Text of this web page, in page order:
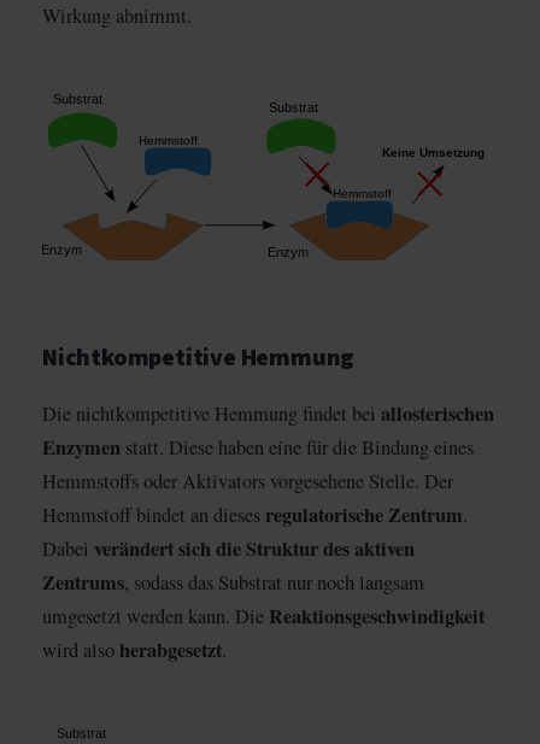
Wirkung abnimmt.
Nichtkompetitive Hemmung
Die nichtkompetitive Hemmung findet bei allosterischen
Enzymen statt. Diese haben eine für die Bindung eines
Hemmstoffs oder Aktivators vorgesehene Stelle. Der
Hemmstoff bindet an dieses regulatorische Zentrum.
Dabei verändert sich die Struktur des aktiven
Zentrums, sodass das Substrat nur noch langsam
umgesetzt werden kann. Die Reaktionsgeschwindigkeit
wird also herabgesetzt.